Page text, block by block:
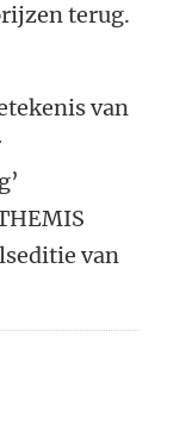
terug.
van
van